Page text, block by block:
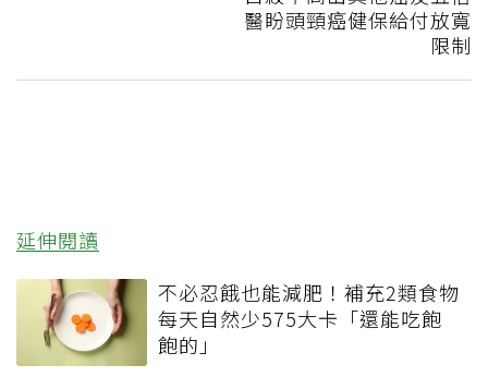
醫盼頭頸癌健保給付放寬
限制
延伸閱讀
不必忍餓也能減肥！補充2類食物
每天自然少575大卡「還能吃飽
飽的」